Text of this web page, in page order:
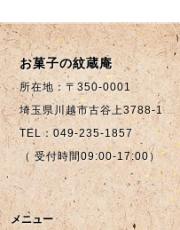
お菓子の紋蔵庵
所在地：〒350-0001
埼玉県川越市古谷上3788-1
TEL：049-235-1857
（ 受付時間09:00-17:00）
メニュー